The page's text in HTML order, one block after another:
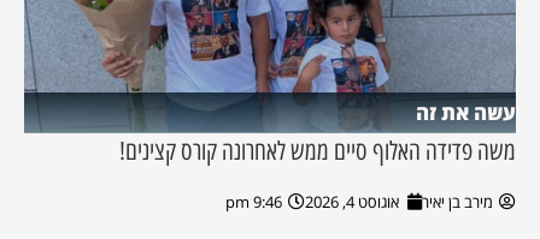
עשה את זה
משה פדידה האלוף סיים ממש לאחרונה קורס קצינים!
מירב בן יאיר אוגוסט 4, 2026 9:46 pm